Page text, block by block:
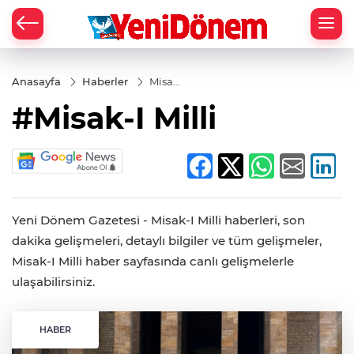
Anasayfa Haberler
Misak-
#Misak-I Milli
Yeni Dönem Gazetesi - Misak-I Milli haberleri, son
dakika gelişmeleri, detaylı bilgiler ve tüm gelişmeler,
Misak-I Milli haber sayfasında canlı gelişmelerle
ulaşabilirsiniz.
HABER